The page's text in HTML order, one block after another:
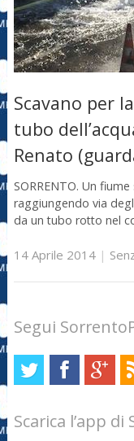
Scavano per
tubo
Renato
SORRENTO. Un
raggiungendo via
da un tubo rotto nel
14 Aprile 2014|
Segui
Scarica l’app